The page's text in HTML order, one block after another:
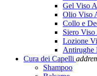
Gel Viso
Olio Viso
Collo e
Siero
Lozione
Antirughe
Cura dei Capelli add
Shampoo